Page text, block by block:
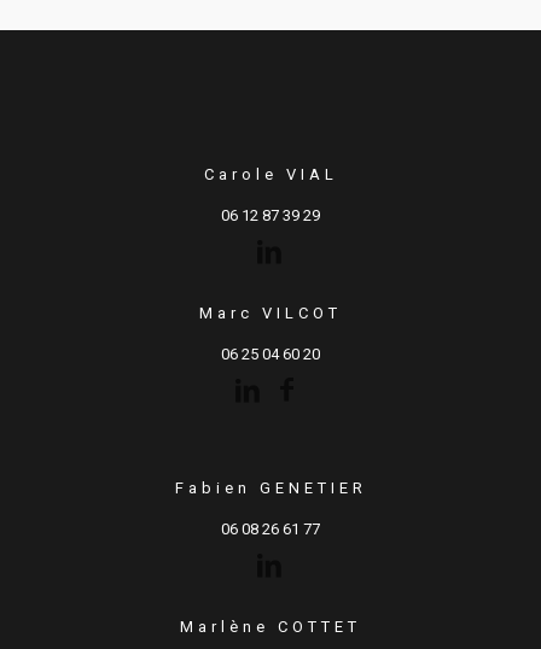
Carole VIAL
06 12 87 39 29
Marc VILCOT
06 25 04 60 20
Fabien GENETIER
06 08 26 61 77
Marlène COTTET